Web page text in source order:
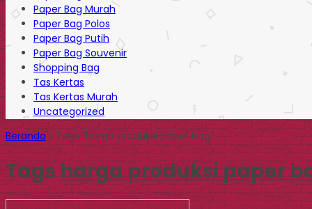
Paper Bag Murah
Paper Bag Polos
Paper Bag Putih
Paper Bag Souvenir
Shopping Bag
Tas Kertas
Tas Kertas Murah
Uncategorized
Beranda»Tags "harga produksi paper bag"
Tagsharga produksi paper